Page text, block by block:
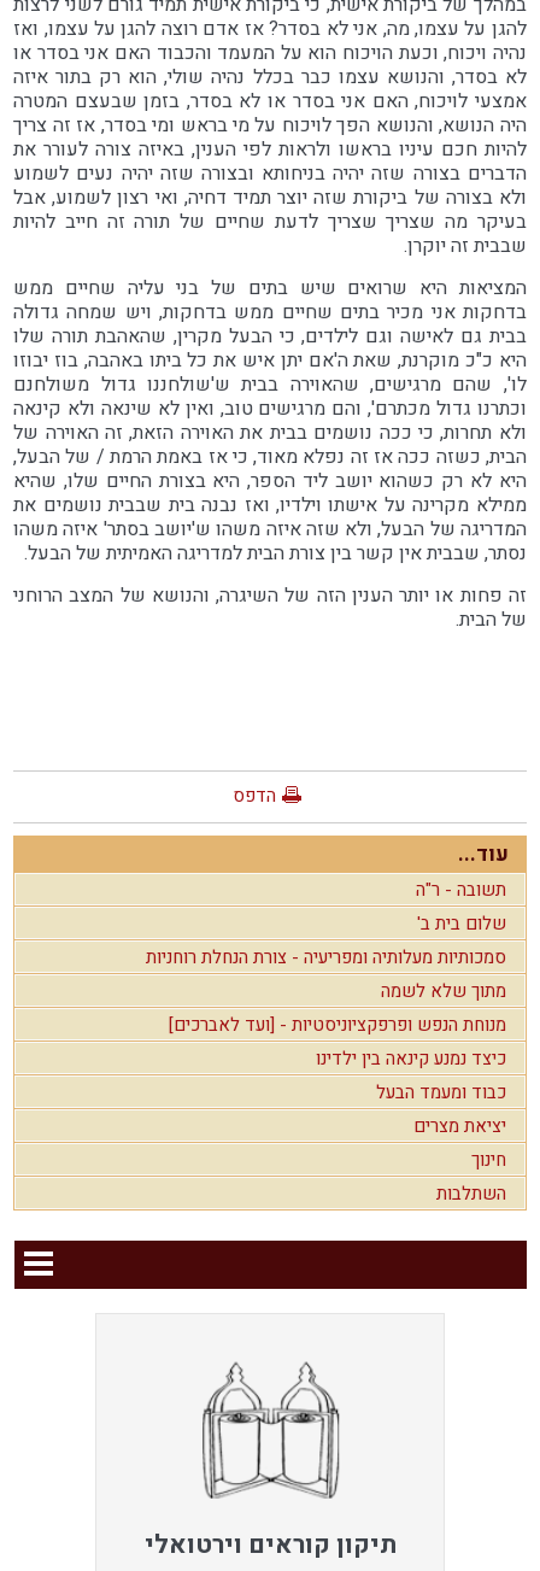
להגן על עצמו, מה, אני לא בסדר? אז אדם רוצה להגן על עצמו, ואז
נהיה ויכוח, וכעת הויכוח הוא על המעמד והכבוד האם אני בסדר או
לא בסדר, והנושא עצמו כבר בכלל נהיה שולי, הוא רק בתור איזה
אמצעי לויכוח, האם אני בסדר או לא בסדר, בזמן שבעצם המטרה
היה הנושא, והנושא הפך לויכוח על מי בראש ומי בסדר, אז זה צריך
להיות חכם עיניו בראשו ולראות לפי הענין, באיזה צורה לעורר את
הדברים בצורה שזה יהיה בניחותא ובצורה שזה יהיה נעים לשמוע
ולא בצורה של ביקורת שזה יוצר תמיד דחיה, ואי רצון לשמוע, אבל
בעיקר מה שצריך שצריך לדעת שחיים של תורה זה חייב להיות
שבבית זה יוקרן.
המציאות היא שרואים שיש בתים של בני עליה שחיים ממש
בדחקות אני מכיר בתים שחיים ממש בדחקות, ויש שמחה גדולה
בבית גם לאישה וגם לילדים, כי הבעל מקרין, שהאהבת תורה שלו
היא כ"כ מוקרנת, שאת ה'אם יתן איש את כל ביתו באהבה, בוז יבוזו
לו', שהם מרגישים, שהאוירה בבית ש'שולחננו גדול משולחנם
וכתרנו גדול מכתרם', והם מרגישים טוב, ואין לא שינאה ולא קינאה
ולא תחרות, כי ככה נושמים בבית את האוירה הזאת, זה האוירה של
הבית, כשזה ככה אז זה נפלא מאוד, כי אז באמת הרמת / של הבעל,
היא לא רק כשהוא יושב ליד הספר, היא בצורת החיים שלו, שהיא
ממילא מקרינה על אישתו וילדיו, ואז נבנה בית שבבית נושמים את
המדריגה של הבעל, ולא שזה איזה משהו ש'יושב בסתר' איזה משהו
נסתר, שבבית אין קשר בין צורת הבית למדריגה האמיתית של הבעל.
זה פחות או יותר הענין הזה של השיגרה, והנושא של המצב הרוחני
של הבית.
הדפס
עוד...
תשובה - ר"ה
שלום בית ב'
סמכותיות מעלותיה ומפריעיה - צורת הנחלת רוחניות
מתוך שלא לשמה
מנוחת הנפש ופרפקציוניסטיות - [ועד לאברכים]
כיצד נמנע קינאה בין ילדינו
כבוד ומעמד הבעל
יציאת מצרים
חינוך
השתלבות
תיקון קוראים וירטואלי